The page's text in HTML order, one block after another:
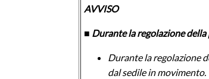
AVVISO
■ Durante la regolazione della
Durante la regolazione
dal sedile in movimento.